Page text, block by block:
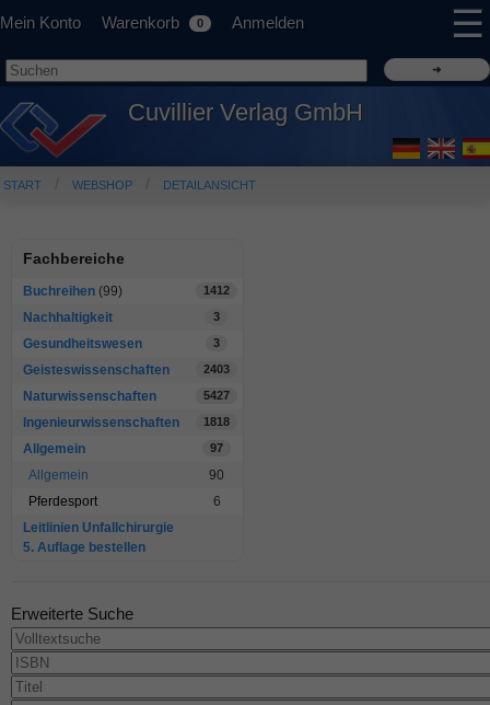
Mein Konto Warenkorb 0 Anmelden ☰
Cuvillier Verlag GmbH
START WEBSHOP DETAILANSICHT
Fachbereiche
Buchreihen (99) 1412
Nachhaltigkeit 3
Gesundheitswesen 3
Geisteswissenschaften 2403
Naturwissenschaften 5427
Ingenieurwissenschaften 1818
Allgemein 97
Allgemein
90
Pferdesport
6
Leitlinien Unfallchirurgie
5. Auflage bestellen
Erweiterte Suche